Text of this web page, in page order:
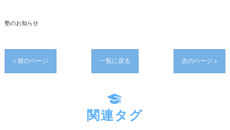
塾のお知らせ
< 前のページ 一覧に戻る 次のページ >
関連タグ